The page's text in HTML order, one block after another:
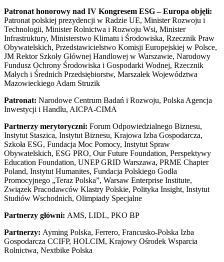
Patronat honorowy nad IV Kongresem ESG – Europa objęli:
Patronat polskiej prezydencji w Radzie UE, Minister Rozwoju i
Technologii, Minister Rolnictwa i Rozwoju Wsi, Minister
Infrastruktury, Ministerstwo Klimatu i Środowiska, Rzecznik Praw
Obywatelskich, Przedstawicielstwo Komisji Europejskiej w Polsce,
JM Rektor Szkoły Głównej Handlowej w Warszawie, Narodowy
Fundusz Ochrony Środowiska i Gospodarki Wodnej, Rzecznik
Małych i Średnich Przedsiębiorstw, Marszałek Województwa
Mazowieckiego Adam Struzik
Patronat: Narodowe Centrum Badań i Rozwoju, Polska Agencja
Inwestycji i Handlu, AICPA-CIMA
Partnerzy merytoryczni: Forum Odpowiedzialnego Biznesu,
Instytut Staszica, Instytut Biznesu, Krajowa Izba Gospodarcza,
Szkoła ESG, Fundacja Moc Pomocy, Instytut Spraw
Obywatelskich, ESG PRO, Our Future Foundation, Perspektywy
Education Foundation, UNEP GRID Warszawa, PRME Chapter
Poland, Instytut Humanites, Fundacja Polskiego Godła
Promocyjnego „Teraz Polska”, Warsaw Enterprise Institute,
Związek Pracodawców Klastry Polskie, Polityka Insight, Instytut
Studiów Wschodnich, Olimpiady Specjalne
Partnerzy główni: AMS, LIDL, PKO BP
Partnerzy: Ayming Polska, Ferrero, Francusko-Polska Izba
Gospodarcza CCIFP, HOLCIM, Krajowy Ośrodek Wsparcia
Rolnictwa, Nextbike Polska